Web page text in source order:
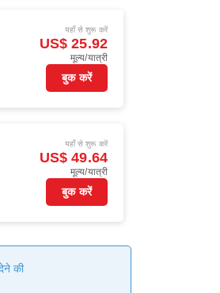
यहाँ से शुरू करें
US$ 25.92
मूल्य/यात्री
बुक करें
यहाँ से शुरू करें
US$ 49.64
मूल्य/यात्री
बुक करें
की